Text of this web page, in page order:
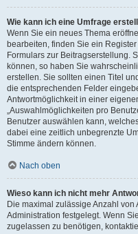
Wie kann ich eine Umfrage
Wenn Sie ein neues Thema
bearbeiten, finden Sie ein
Formulars zur Beitragserstellung.
können, so haben Sie
erstellen. Sie sollten einen Titel
die entsprechenden Felder
Antwortmöglichkeit in einer
„Auswahlmöglichkeiten pro
Benutzer auswählen kann,
dabei eine zeitlich unbegrenzte
Stimme ändern können.
Nach oben
Wieso kann ich nicht mehr
Die maximal zulässige Anzahl
Administration festgelegt. Wenn
zugelassen zu benötigen,